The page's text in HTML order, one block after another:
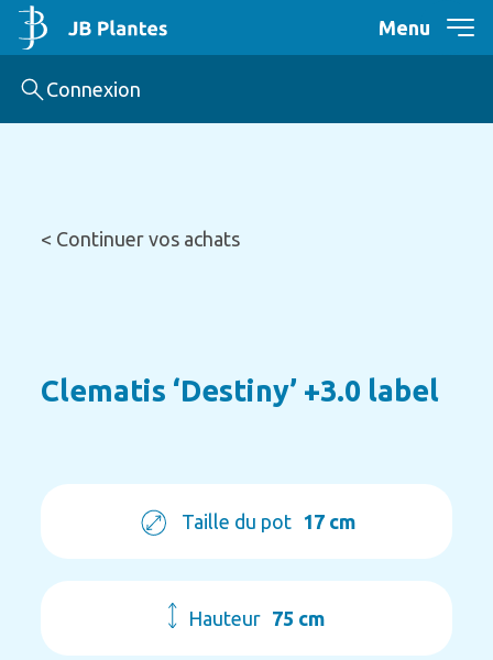
Menu
Connexion
< Continuer vos achats
Clematis ‘Destiny’ +3.0 label
Taille du pot 17 cm
Hauteur 75 cm